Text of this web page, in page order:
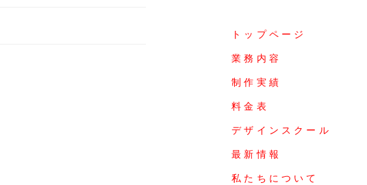
トップページ
業務内容
制作実績
料金表
デザインスクール
最新情報
私たちについて